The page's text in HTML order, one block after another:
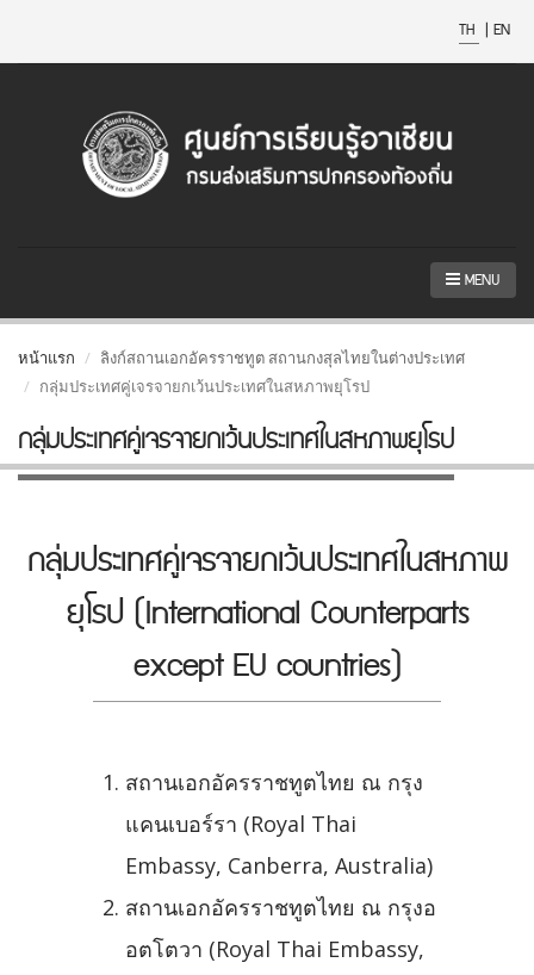
TH | EN
MENU
หน้าแรก
ลิงก์สถานเอกอัครราชทูต สถานกงสุลไทยในต่างประเทศ
กลุ่มประเทศคู่เจรจายกเว้นประเทศในสหภาพยุโรป
กลุ่มประเทศคู่เจรจายกเว้นประเทศในสหภาพยุโรป
กลุ่มประเทศคู่เจรจายกเว้นประเทศในสหภาพ
ยุโรป (International Counterparts
except EU countries)
สถานเอกอัครราชทูตไทย ณ กรุง
แคนเบอร์รา (Royal Thai
Embassy, Canberra, Australia)
สถานเอกอัครราชทูตไทย ณ กรุงอ
อตโตวา (Royal Thai Embassy,